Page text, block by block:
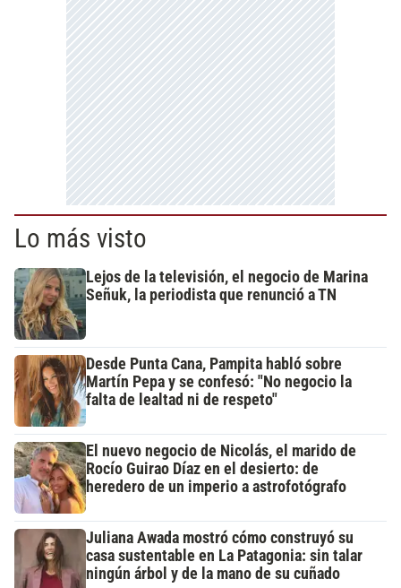
Lo más visto
Lejos de la televisión, el negocio de Marina
Señuk, la periodista que renunció a TN
Desde Punta Cana, Pampita habló sobre
Martín Pepa y se confesó: "No negocio la
falta de lealtad ni de respeto"
El nuevo negocio de Nicolás, el marido de
Rocío Guirao Díaz en el desierto: de
heredero de un imperio a astrofotógrafo
Juliana Awada mostró cómo construyó su
casa sustentable en La Patagonia: sin talar
ningún árbol y de la mano de su cuñado